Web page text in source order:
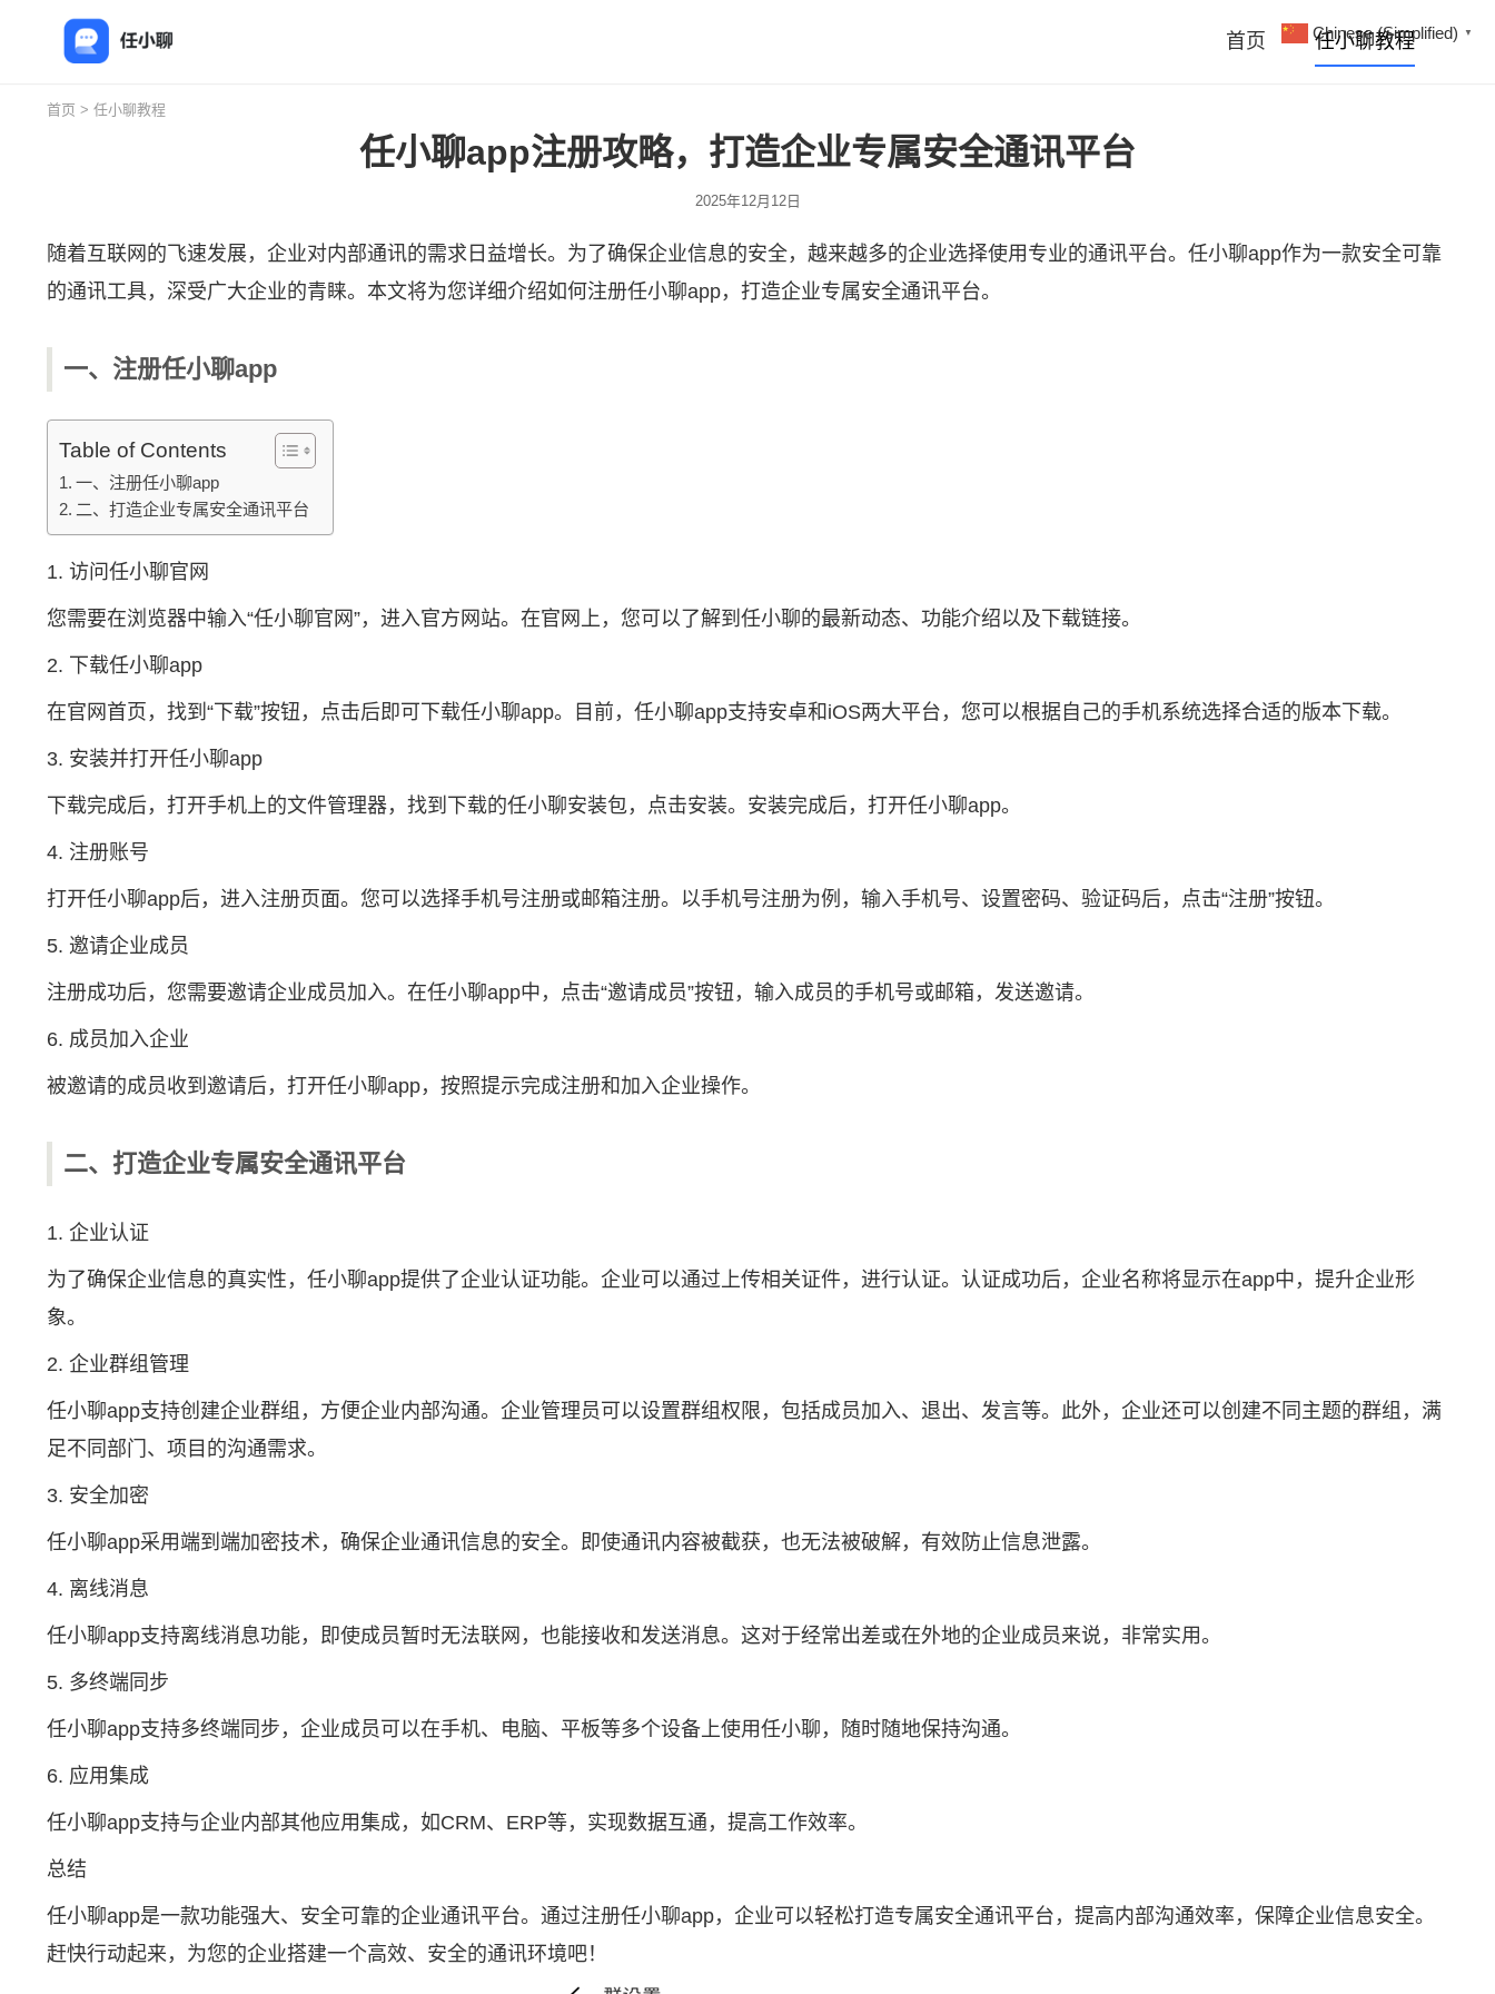
首页 任小聊教程
首页 > 任小聊教程
任小聊app注册攻略，打造企业专属安全通讯平台
2025年12月12日
随着互联网的飞速发展，企业对内部通讯的需求日益增长。为了确保企业信息的安全，越来越多的企业选择使用专业的通讯平台。 任小聊app作为一款安全可靠
的通讯工具，深受广大企业的青睐。本文将为您详细介绍如何注册任小聊app，打造企业专属安全通讯平台。
一、注册任小聊app
Table of Contents
一、注册任小聊app
二、打造企业专属安全通讯平台
1. 访问 任小聊官网
您需要在浏览器中输入“任小聊官网”，进入官方网站。在官网上，您可以了解到任小聊的最新动态、功能介绍以及下载链接。
2. 下载任小聊app
在官网首页，找到“下载”按钮，点击后即可下载任小聊app。目前，任小聊app支持安卓和iOS两大平台，您可以根据自己的手机系统选择合适的版本下载。
3. 安装并打开任小聊app
下载完成后，打开手机上的文件管理器，找到下载的任小聊安装包，点击安装。安装完成后，打开任小聊app。
4. 注册账号
打开任小聊app后，进入注册页面。您可以选择手机号注册或邮箱注册。以手机号注册为例，输入手机号、设置密码、验证码后，点击“注册”按钮。
5. 邀请企业成员
注册成功后，您需要邀请企业成员加入。在任小聊app中，点击“邀请成员”按钮，输入成员的手机号或邮箱，发送邀请。
6. 成员加入企业
被邀请的成员收到邀请后，打开任小聊app，按照提示完成注册和加入企业操作。
二、打造企业专属安全通讯平台
1. 企业认证
为了确保企业信息的真实性，任小聊app提供了企业认证功能。企业可以通过上传相关证件，进行认证。认证成功后，企业名称将显示在app中，提升企业形
象。
2. 企业群组管理
任小聊app支持创建企业群组，方便企业内部沟通。企业管理员可以设置群组权限，包括成员加入、退出、发言等。此外，企业还可以创建不同主题的群组，满
足不同部门、项目的沟通需求。
3. 安全加密
任小聊app采用端到端加密技术，确保企业通讯信息的安全。即使通讯内容被截获，也无法被破解，有效防止信息泄露。
4. 离线消息
任小聊app支持离线消息功能，即使成员暂时无法联网，也能接收和发送消息。这对于经常出差或在外地的企业成员来说，非常实用。
5. 多终端同步
任小聊app支持多终端同步，企业成员可以在手机、电脑、平板等多个设备上使用任小聊，随时随地保持沟通。
6. 应用集成
任小聊app支持与企业内部其他应用集成，如CRM、ERP等，实现数据互通，提高工作效率。
总结
任小聊app是一款功能强大、安全可靠的企业通讯平台。通过注册任小聊app，企业可以轻松打造专属安全通讯平台，提高内部沟通效率，保障企业信息安全。
赶快行动起来，为您的企业搭建一个高效、安全的通讯环境吧！
Chinese (Simplified) ▼